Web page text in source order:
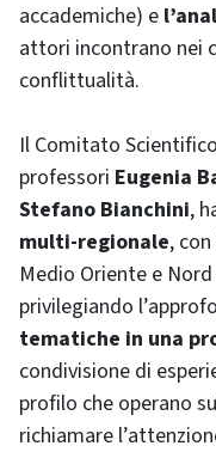
accademiche) e
attori incontrano nei
conflittualità.
Il Comitato
professori Eugenia
Stefano Bianchini,
multi-regionale,
Medio Oriente e
privilegiando
tematiche in una
condivisione di
profilo che operano
richiamare